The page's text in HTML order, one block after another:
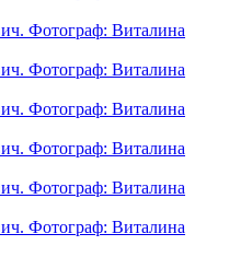
Фотограф: Виталина
Фотограф: Виталина
Фотограф: Виталина
Фотограф: Виталина
Фотограф: Виталина
Фотограф: Виталина